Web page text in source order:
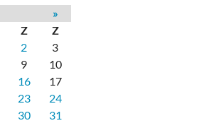
»
Z
Z
2
3
9
10
16
17
23
24
30 31